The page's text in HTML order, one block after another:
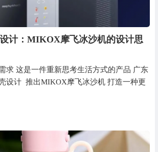
计：MIKOX摩飞冰沙机的设计思
求 这是一件重新思考生活方式的产品 广东
设计 推出MIKOX摩飞冰沙机 打造一种更